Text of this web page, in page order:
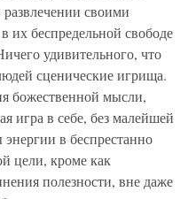
своими
их беспредельной свободе
удивительного, что
сценические игрища.
божественной мысли,
игра в себе, без малейшей
в беспрестанно
цели, кроме как
полезности, вне даже